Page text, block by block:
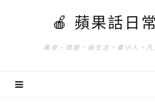
🍎 蘋果話日
美食。旅遊。過生活。養小人。